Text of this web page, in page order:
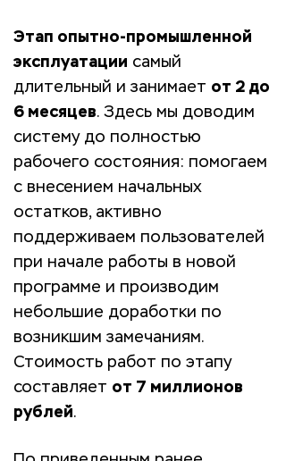
Этап опытно-промышленной
эксплуатации самый
длительный и занимает от 2 до
6 месяцев. Здесь мы доводим
систему до полностью
рабочего состояния: помогаем
с внесением начальных
остатков, активно
поддерживаем пользователей
при начале работы в новой
программе и производим
небольшие доработки по
возникшим замечаниям.
Стоимость работ по этапу
составляет от 7 миллионов
рублей.